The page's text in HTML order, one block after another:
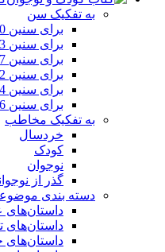
به تفکیک سن
برای سنین 0 تا 3
برای سنین 3 تا 7
برای سنین 7 تا 12
برای سنین 12 به بالا
برای سنین 14 به بالا
برای سنین 16 به بالا
به تفکیک مخاطب
خردسال
کودک
نوجوان
گذر از
دسته بندی
داستان‌های
داستان‌های
داستان‌های